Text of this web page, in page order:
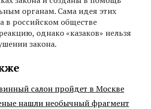
органам. Сама идея этих
в российском обществе
однако «казаков» нельзя
закона.
салон пройдет в Москве
нашли необычный фрагмент